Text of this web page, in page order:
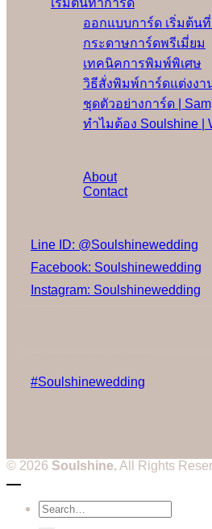
ออกแบบการ์ด เริ่มต้น
กระดาษการ์ดพรีเมี่ยม
เทคนิคการพิมพ์พิเศษ
วิธีสั่งพิมพ์การ์ดแต่งงา
ชุดตัวอย่างการ์ด |
ทำไมต้อง Soulshine |
About
Contact
Line ID: @Soulshinewedding
Facebook: Soulshinewedding
Instagram: Soulshinewedding
#Soulshinewedding
Cannot call API for app
© 2026 Soulshine.All Rights
Search
for: